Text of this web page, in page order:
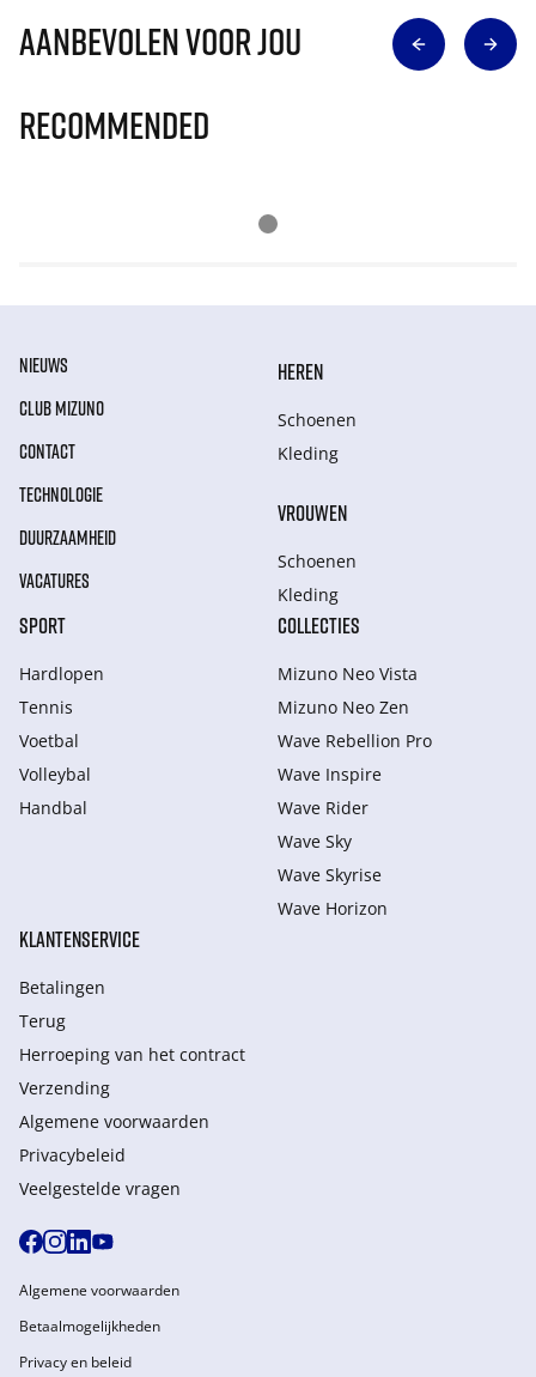
Aanbevolen voor jou
Recommended
NIEUWS
CLUB MIZUNO
CONTACT
TECHNOLOGIE
DUURZAAMHEID
VACATURES
HEREN
Schoenen
Kleding
VROUWEN
Schoenen
Kleding
SPORT
Hardlopen
Tennis
Voetbal
Volleybal
Handbal
COLLECTIES
Mizuno Neo Vista
Mizuno Neo Zen
Wave Rebellion Pro
Wave Inspire
Wave Rider
Wave Sky
Wave Skyrise
Wave Horizon
KLANTENSERVICE
Betalingen
Terug
Herroeping van het contract
Verzending
Algemene voorwaarden
Privacybeleid
Veelgestelde vragen
Algemene voorwaarden
Betaalmogelijkheden
Privacy en beleid